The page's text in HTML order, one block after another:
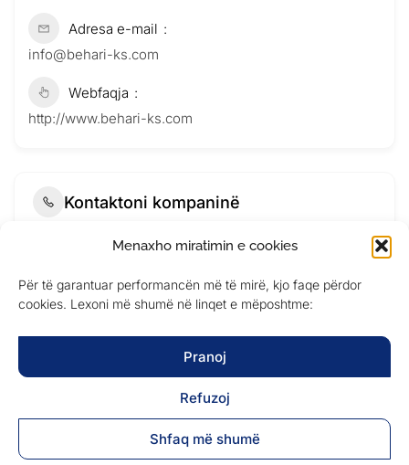
Menaxho miratimin e cookies
Për të garantuar performancën më të mirë, kjo faqe përdor
cookies. Lexoni më shumë në linqet e mëposhtme:
Pranoj
Refuzoj
Shfaq më shumë
Adresa e-mail
info@behari-ks.com
Webfaqja
http://www.behari-ks.com
Kontaktoni kompaninë